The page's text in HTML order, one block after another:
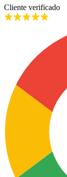
Cliente verificado